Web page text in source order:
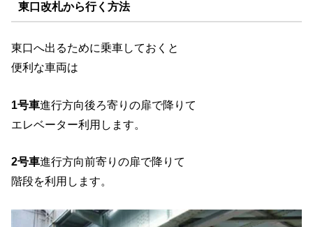
東口改札から行く方法
東口へ出るために乗車しておくと
便利な車両は
1号車進行方向後ろ寄りの扉で降りて
エレベーター利用します。
2号車進行方向前寄りの扉で降りて
階段を利用します。